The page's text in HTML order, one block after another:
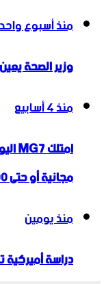
منذ أسبوع واحد
وزير الصحة
منذ 4 أسابيع
مجانية أو حتى 30,000 كم (أيهما أسبق).
منذ يومين
دراسة